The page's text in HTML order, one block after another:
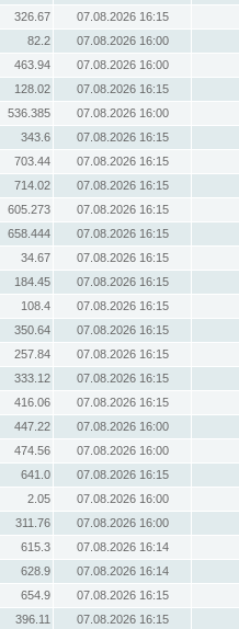
326.67
07.08.2026 16:15
82.2
07.08.2026 16:00
463.94
07.08.2026 16:00
128.02
07.08.2026 16:15
536.385
07.08.2026 16:00
343.6
07.08.2026 16:15
703.44
07.08.2026 16:15
714.02
07.08.2026 16:15
605.273
07.08.2026 16:15
658.444
07.08.2026 16:15
34.67
07.08.2026 16:15
184.45
07.08.2026 16:15
108.4
07.08.2026 16:15
350.64
07.08.2026 16:15
257.84
07.08.2026 16:15
333.12
07.08.2026 16:15
416.06
07.08.2026 16:15
447.22
07.08.2026 16:00
474.56
07.08.2026 16:00
641.0
07.08.2026 16:15
2.05
07.08.2026 16:00
311.76
07.08.2026 16:00
615.3
07.08.2026 16:14
628.9
07.08.2026 16:14
654.9
07.08.2026 16:15
396.11 07.08.2026 16:15